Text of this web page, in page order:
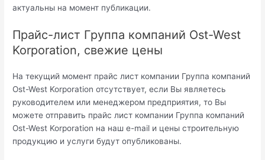
актуальны на момент публикации.
Прайс-лист Группа компаний Ost-West
Korporation, свежие цены
На текущий момент прайс лист компании Группа компаний
Ost-West Korporation отсутствует, если Вы являетесь
руководителем или менеджером предприятия, то Вы
можете отправить прайс лист компании Группа компаний
Ost-West Korporation на наш e-mail и цены строительную
продукцию и услуги будут опубликованы.